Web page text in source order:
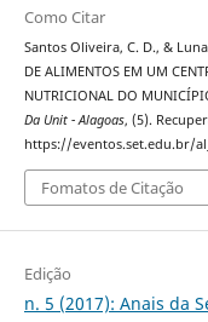
Como Citar
Santos Oliveira, C. D., &
DE ALIMENTOS EM UM
NUTRICIONAL DO
Da Unit - Alagoas, (5).
https://eventos.set.edu.br/
Fomatos de Citação
Edição
n. 5 (2017): Anais da